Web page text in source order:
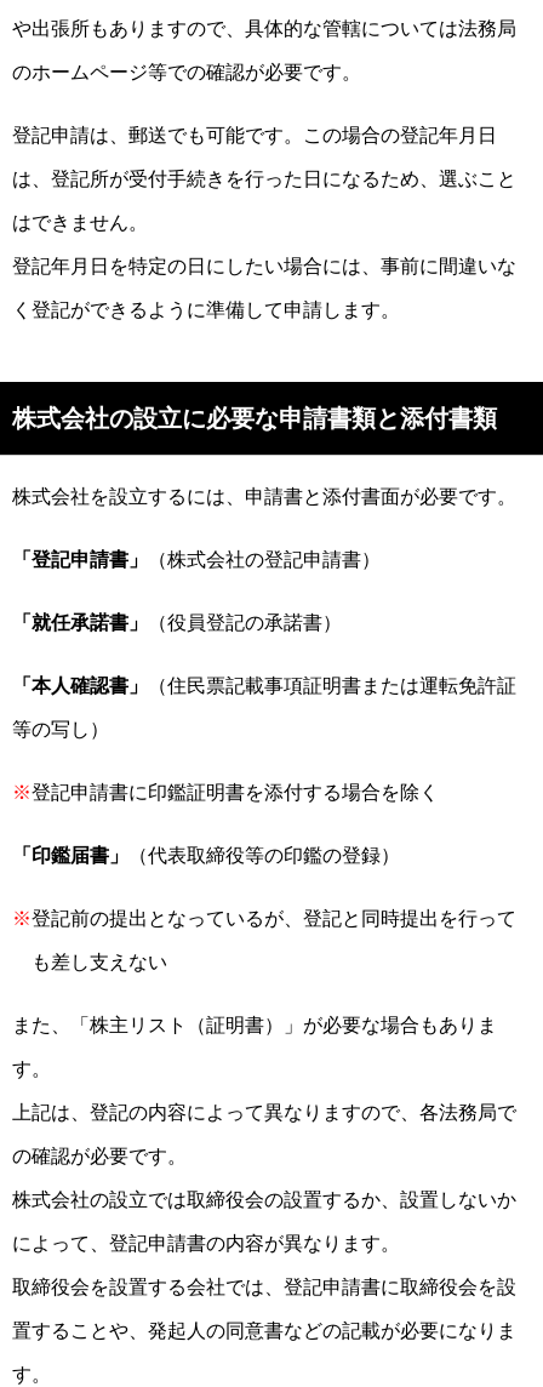
や出張所もありますので、具体的な管轄については法務局
のホームページ等での確認が必要です。
登記申請は、郵送でも可能です。この場合の登記年月日
は、登記所が受付手続きを行った日になるため、選ぶこと
はできません。
登記年月日を特定の日にしたい場合には、事前に間違いな
く登記ができるように準備して申請します。
株式会社の設立に必要な申請書類と添付書類
株式会社を設立するには、申請書と添付書面が必要です。
「登記申請書」 （株式会社の登記申請書）
「就任承諾書」 （役員登記の承諾書）
「本人確認書」 （住民票記載事項証明書または運転免許証
等の写し）
※登記申請書に印鑑証明書を添付する場合を除く
「印鑑届書」 （代表取締役等の印鑑の登録）
※登記前の提出となっているが、登記と同時提出を行って
も差し支えない
また、「株主リスト（証明書）」が必要な場合もありま
す。
上記は、登記の内容によって異なりますので、各法務局で
の確認が必要です。
株式会社の設立では取締役会の設置するか、設置しないか
によって、登記申請書の内容が異なります。
取締役会を設置する会社では、登記申請書に取締役会を設
置することや、発起人の同意書などの記載が必要になりま
す。